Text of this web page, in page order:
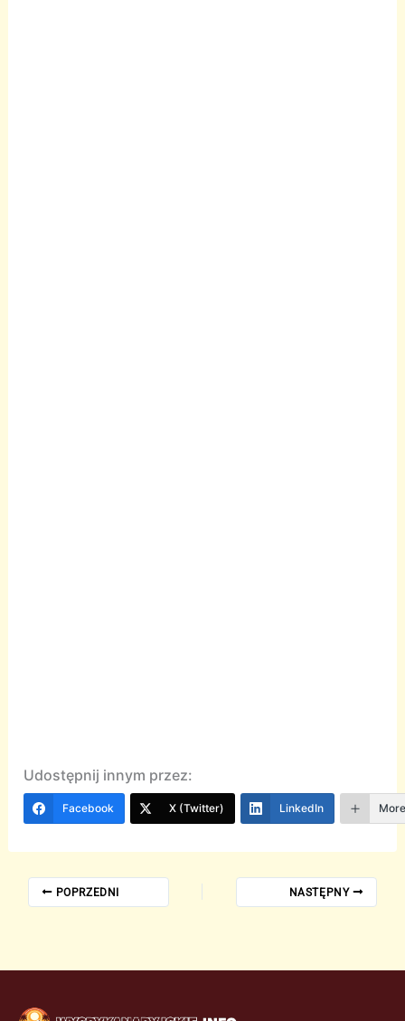
Udostępnij innym przez:
Facebook X (Twitter) LinkedIn
POPRZEDNI NASTĘPNY